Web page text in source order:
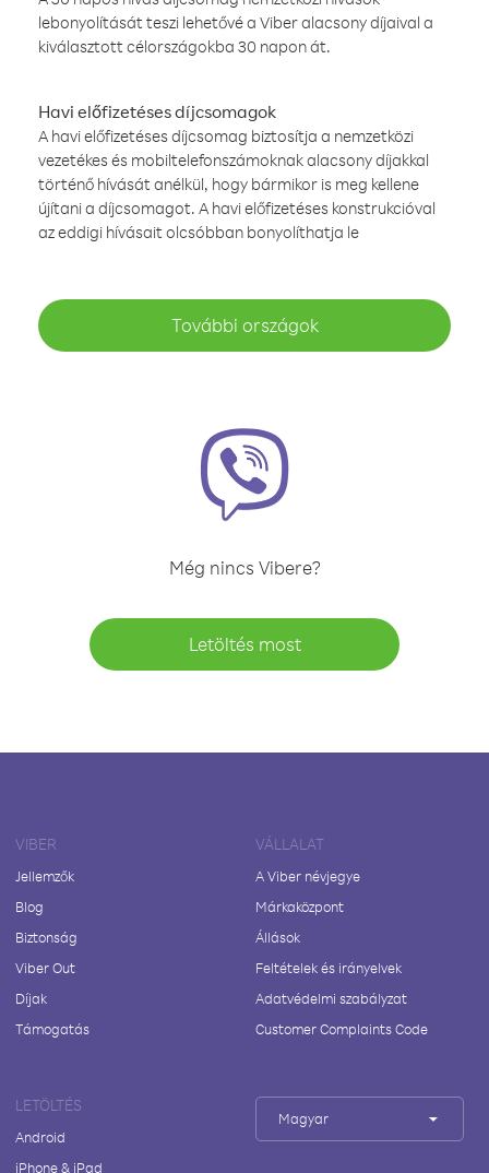
lebonyolítását teszi lehetővé a Viber alacsony díjaival a
kiválasztott célországokba 30 napon át.
Havi előfizetéses díjcsomagok
A havi előfizetéses díjcsomag biztosítja a nemzetközi
vezetékes és mobiltelefonszámoknak alacsony díjakkal
történő hívását anélkül, hogy bármikor is meg kellene
újítani a díjcsomagot. A havi előfizetéses konstrukcióval
az eddigi hívásait olcsóbban bonyolíthatja le
További országok
Még nincs Vibere?
Letöltés most
VIBER
Jellemzők
Blog
Biztonság
Viber Out
Díjak
Támogatás
VÁLLALAT
A Viber névjegye
Márkaközpont
Állások
Feltételek és irányelvek
Adatvédelmi szabályzat
Customer Complaints Code
LETÖLTÉS
Android
iPhone & iPad
Magyar